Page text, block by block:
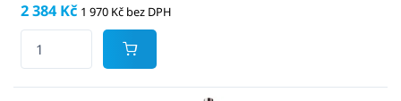
2 384 Kč 1 970 Kč bez DPH